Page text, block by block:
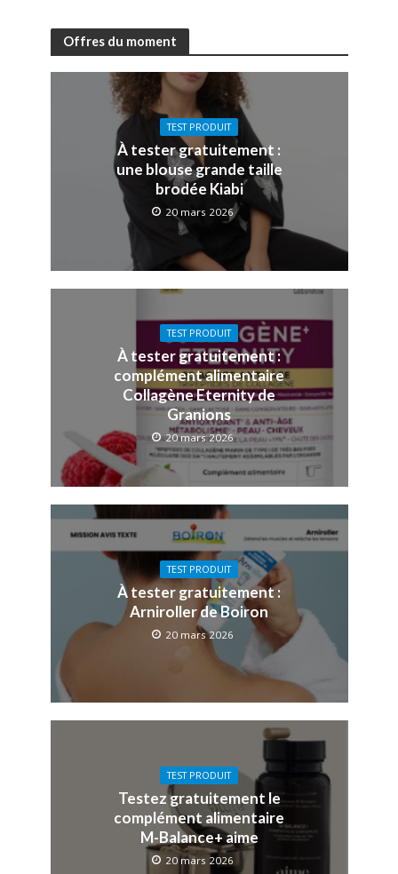
Offres du moment
TEST PRODUIT
À tester gratuitement :
une blouse grande taille
brodée Kiabi
20 mars 2026
TEST PRODUIT
À tester gratuitement :
complément alimentaire
Collagène Eternity de
Granions
20 mars 2026
TEST PRODUIT
À tester gratuitement :
Arniroller de Boiron
20 mars 2026
TEST PRODUIT
Testez gratuitement le
complément alimentaire
M-Balance+ aime
20 mars 2026